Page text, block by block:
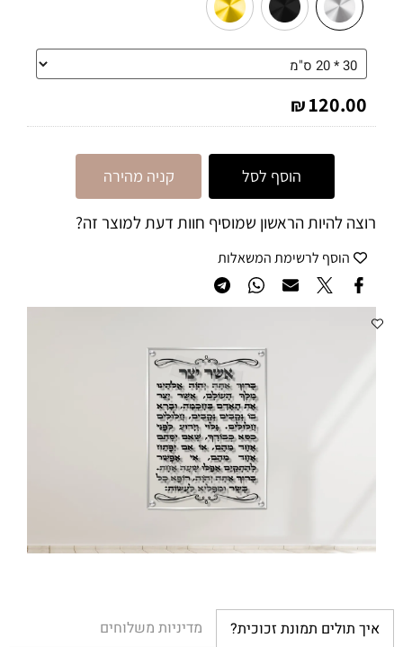
₪120.00
הוסף לסל קניה מהירה
רוצה להיות הראשון שמוסיף חוות דעת למוצר זה?
הוסף לרשימת המשאלות
איך תולים תמונת זכוכית? מדיניות משלוחים